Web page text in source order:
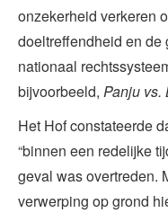
onzekerheid verkeren
doeltreffendheid en
nationaal
bijvoorbeeld, Panju vs.
Het Hof constateerde
“binnen een redelijke
geval was overtreden.
verwerping op grond